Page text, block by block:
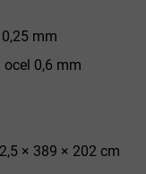
mm
0,6 mm
× 389 × 202 cm